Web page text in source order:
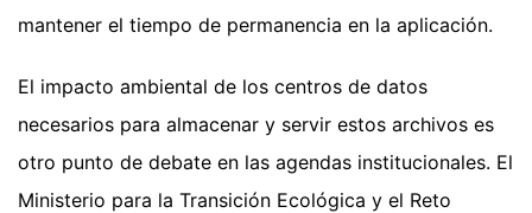
mantener el tiempo de permanencia en la aplicación.
El impacto ambiental de los centros de datos
necesarios para almacenar y servir estos archivos es
otro punto de debate en las agendas institucionales. El
Ministerio para la Transición Ecológica y el Reto